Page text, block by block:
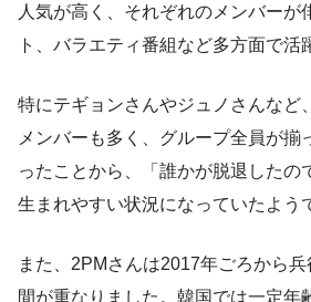
人気が高く、それぞれのメンバーが
ト、バラエティ番組など多方面で活
特にテギョンさんやジュノさんなど
メンバーも多く、グループ全員が揃
ったことから、「誰かが脱退したの
生まれやすい状況になっていたよう
また、2PMさんは2017年ごろから
間が重なりました。韓国では一定年